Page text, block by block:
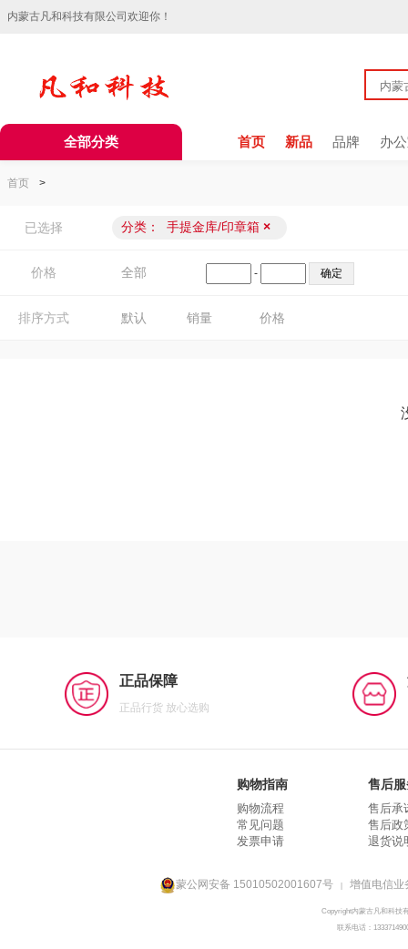
内蒙古凡和科技有限公司欢迎你！
全部分类 首页 新品 品牌 办
首页 >
已选择 分类： 手提金库/印章箱 ×
价格 全部 -
排序方式 默认 销量 价格
正品保障
正品行货 放心选购
购物指南
购物流程
常见问题
发票申请
售后
售后承
售后政
退货说
蒙公网安备 15010502001607号 | 增值电信业
Copyright内蒙古凡和科技
联系电话：